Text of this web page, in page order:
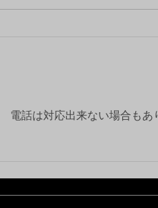
電話は対応出来ない場合もあ